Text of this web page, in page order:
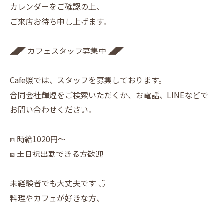
カレンダーをご確認の上、
ご来店お待ち申し上げます。
◢◤ カフェスタッフ募集中 ◢◤
Cafe照では、スタッフを募集しております。
合同会社輝煌をご検索いただくか、お電話、LINEなどで
お問い合わせください。
⧈ 時給1020円〜
⧈ 土日祝出勤できる方歓迎
未経験者でも大丈夫です ◡̈
料理やカフェが好きな方、